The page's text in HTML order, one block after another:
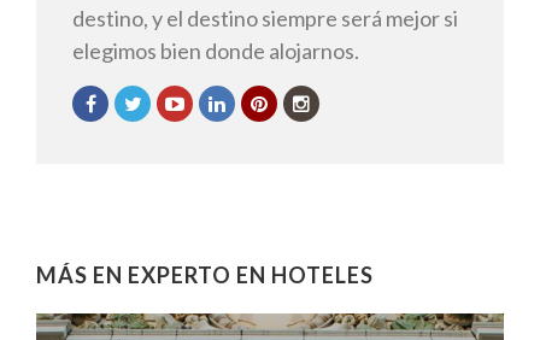
destino, y el destino siempre será mejor si
elegimos bien donde alojarnos.
MÁS EN EXPERTO EN HOTELES